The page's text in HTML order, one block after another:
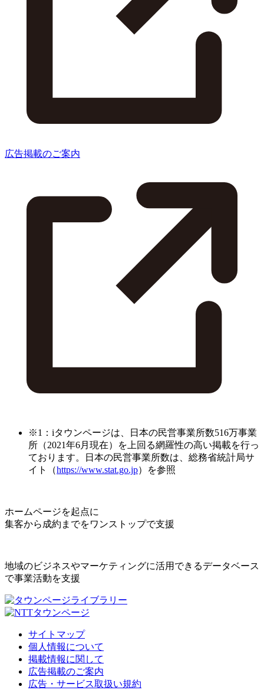
広告掲載のご案内
※1：iタウンページは、日本の民営事業所数516万事業
所（2021年6月現在）を上回る網羅性の高い掲載を行っ
ております。日本の民営事業所数は、総務省統計局サ
イト（https://www.stat.go.jp）を参照
ホームページを起点に
集客から成約までをワンストップで支援
地域のビジネスやマーケティングに活用できるデータベース
で事業活動を支援
サイトマップ
個人情報について
掲載情報に関して
広告掲載のご案内
広告・サービス取扱い規約